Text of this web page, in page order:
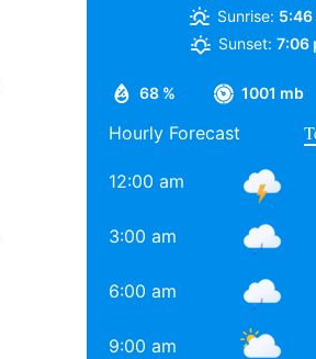
68 % 1001 mb
Sunrise: 5:46
Sunset: 7:06
Hourly Forecast
12:00 am
3:00 am
6:00 am
9:00 am